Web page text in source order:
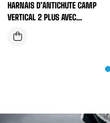
HARNAIS D’ANTICHUTE CAMP
VERTICAL 2 PLUS AVEC
CEINTURE DE MAINTIEN ET 5
ANNEAUX